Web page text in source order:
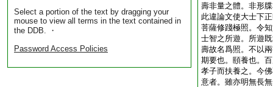
Select a portion of the text by dragging your
mouse to view all terms in the text contained in
the DDB. ・
Password Access Policies
壽非量之體。非形
此違論文使大士下
菩薩修踐極照。令
士智之所遊。所遊
壽故名爲照。不以
期要也。頤養也。
孝子而扶養之。今
意者。雖亦明無長